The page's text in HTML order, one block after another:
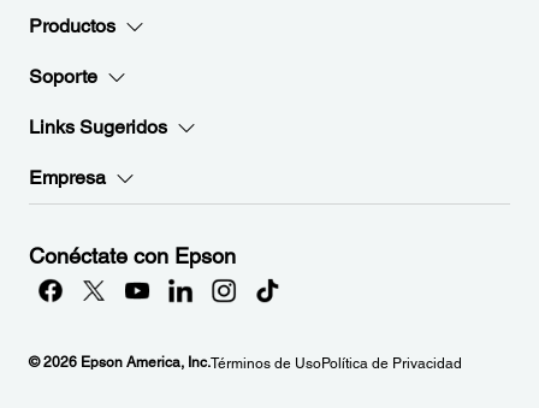
Productos
Soporte
Links Sugeridos
Empresa
Conéctate con Epson
© 2026 Epson America, Inc.Términos de UsoPolítica de Privacidad